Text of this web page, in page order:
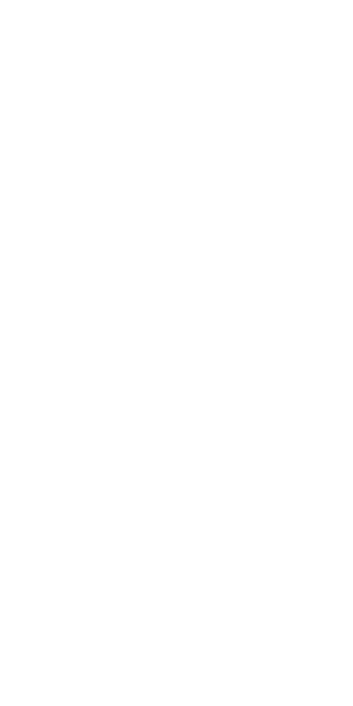
き作成されるも
をご了承くださ
御機器販売店・
ようお願いしま
社の共同利用者
とをご了承くだ
1000ppm以下、
下、フタル酸ジブチ
はありません。
年1月12日よ
) : 1000ppm、
、
ない年数を意
これらの製造装
通知します。
、取り引きをい
ムロン制御